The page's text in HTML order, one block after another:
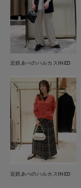
近鉄あべのハルカスINED
近鉄あべのハルカスINED